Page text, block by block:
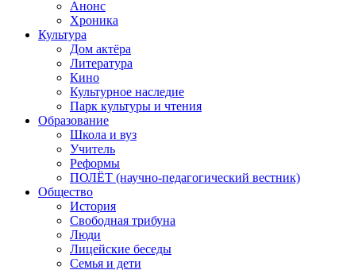
Анонс
Хроника
Культура
Дом актёра
Литература
Кино
Культурное наследие
Парк культуры и чтения
Образование
Школа и вуз
Учитель
Реформы
ПОЛЁТ (научно-педагогический вестник)
Общество
История
Свободная трибуна
Люди
Лицейские беседы
Семья и дети